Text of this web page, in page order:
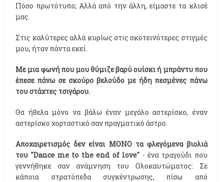
Πόσο πρωτότυπο; Αλλά από την άλλη, είμαστε τα κλισέ
μας.
Στις καλύτερες αλλά κυρίως στις σκοτεινότερες στιγμές
μου, ήταν πάντα εκεί.
Mε μια φωνή που μου θύμιζε βαρύ ουίσκι ή μπράντυ που
έπεσε πάνω σε σκούρο βελούδο με ήδη πεσμένες πάνω
του στάχτες τσιγάρου.
Θα ήθελα μόνο να βάλω έναν μεγάλο αστερίσκο, έναν
αστερίσκο χορταστικό σαν πραγματικό άστρο.
Αποχαιρετισμός δεν είναι ΜΟΝΟ τα φλεγόμενα βιολιά
του "Dance me to the end of love" - ένα τραγούδι που
γεννήθηκε σαν ανάμνηση του Ολοκαυτώματος: Σε
κάποια στρατόπεδα συγκέντρωσης, πίσω από